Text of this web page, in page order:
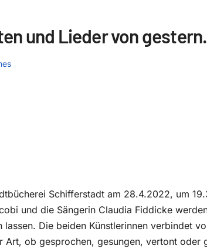
und Lieder von
Schifferstadt am 28.4.2022, um
und die Sängerin Claudia Fiddicke
lassen. Die beiden Künstlerinnen verbindet
Art, ob gesprochen, gesungen, vertont oder